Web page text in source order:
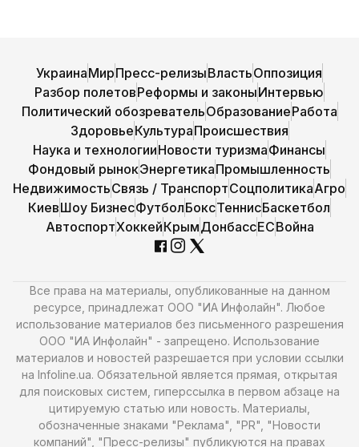
УкраинаМирПресс-релизыВластьОппозиция
Разбор полетовРеформы и законыИнтервью
Политический обозревательОбразованиеРабота
ЗдоровьеКультураПроисшествия
Наука и технологииНовости туризмаФинансы
Фондовый рынокЭнергетикаПромышленность
НедвижимостьСвязь / ТранспортСоцполитикаАгро
КиевШоу БизнесФутболБоксТеннисБаскетбол
АвтоспортХоккейКрымДонбассЕСВойна
Все права на материалы, опубликованные на данном
ресурсе, принадлежат ООО "ИА Инфолайн". Любое
использование материалов без письменного разрешения
ООО "ИА Инфолайн" - запрещено. Использование
материалов и новостей разрешается при условии ссылки
на Infoline.ua. Обязательной является прямая, открытая
для поисковых систем, гиперссылка в первом абзаце на
цитируемую статью или новость. Материалы,
обозначенные знаками "Реклама", "PR", "Новости
компаний", "Пресс-релизы" публикуются на правах